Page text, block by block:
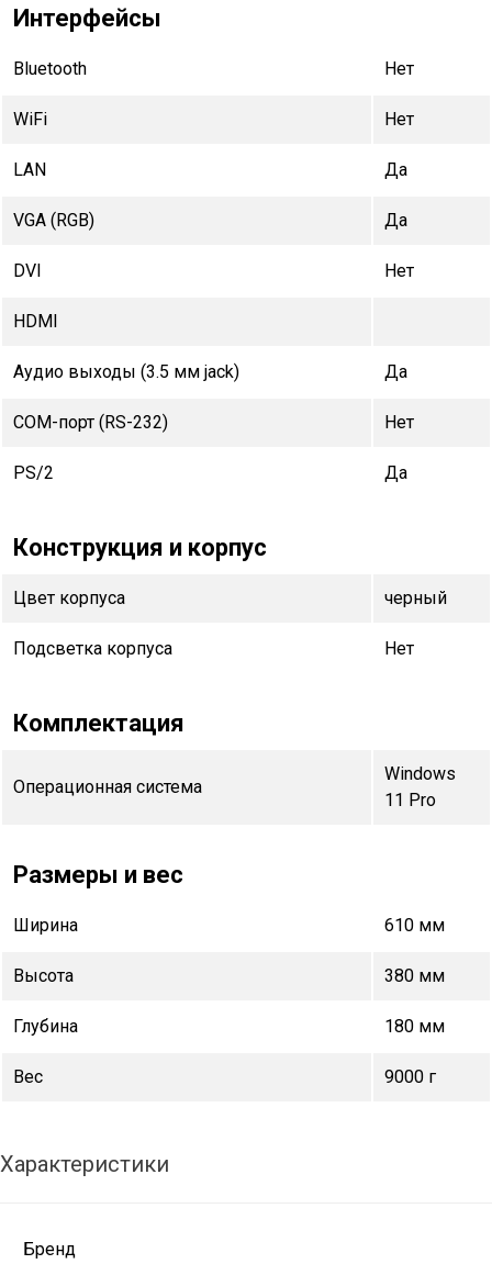
Интерфейсы
Bluetooth Нет
WiFi Нет
LAN Да
VGA (RGB) Да
DVI Нет
HDMI
Аудио выходы (3.5 мм jack) Да
COM-порт (RS-232) Нет
PS/2 Да
Конструкция и корпус
Цвет корпуса черный
Подсветка корпуса Нет
Комплектация
Операционная система
Windows
11 Pro
Размеры и вес
Ширина 610 мм
Высота 380 мм
Глубина 180 мм
Вес 9000 г
Характеристики
Бренд